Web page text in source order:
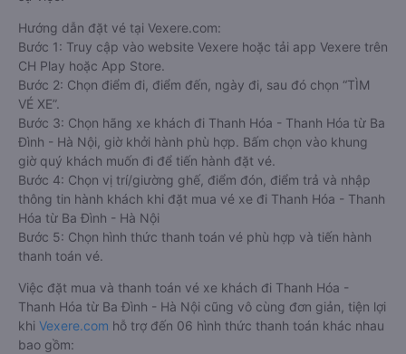
Hướng dẫn đặt vé tại Vexere.com:
Bước 1: Truy cập vào website Vexere hoặc tải app Vexere trên
CH Play hoặc App Store.
Bước 2: Chọn điểm đi, điểm đến, ngày đi, sau đó chọn “TÌM
VÉ XE”.
Bước 3: Chọn hãng xe khách đi Thanh Hóa - Thanh Hóa từ Ba
Đình - Hà Nội, giờ khởi hành phù hợp. Bấm chọn vào khung
giờ quý khách muốn đi để tiến hành đặt vé.
Bước 4: Chọn vị trí/giường ghế, điểm đón, điểm trả và nhập
thông tin hành khách khi đặt mua vé xe đi Thanh Hóa - Thanh
Hóa từ Ba Đình - Hà Nội
Bước 5: Chọn hình thức thanh toán vé phù hợp và tiến hành
thanh toán vé.
Việc đặt mua và thanh toán vé xe khách đi Thanh Hóa -
Thanh Hóa từ Ba Đình - Hà Nội cũng vô cùng đơn giản, tiện lợi
khi Vexere.com hỗ trợ đến 06 hình thức thanh toán khác nhau
bao gồm: